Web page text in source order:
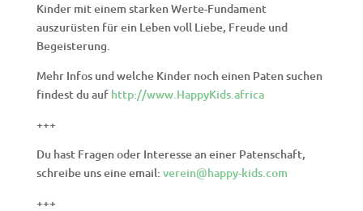
Kinder mit einem starken Werte-Fundament
auszurüsten für ein Leben voll Liebe, Freude und
Begeisterung.
Mehr Infos und welche Kinder noch einen Paten suchen
findest du auf http://www.HappyKids.africa
+++
Du hast Fragen oder Interesse an einer Patenschaft,
schreibe uns eine email: verein@happy-kids.com
+++